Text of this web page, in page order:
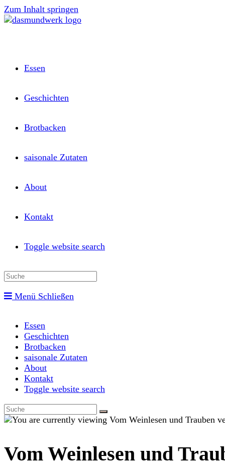
Zum Inhalt springen
Essen
Geschichten
Brotbacken
saisonale Zutaten
About
Kontakt
Toggle website search
Menü Schließen
Essen
Geschichten
Brotbacken
saisonale Zutaten
About
Kontakt
Toggle website search
Vom Weinlesen und